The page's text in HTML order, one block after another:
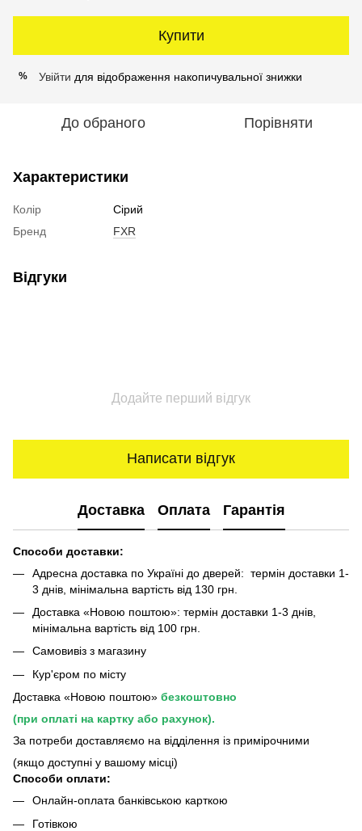
Купити
% Увійти для відображення накопичувальної знижки
До обраного Порівняти
Характеристики
Колір
Сірий
Бренд
FXR
Відгуки
Додайте перший відгук
Написати відгук
Доставка Оплата Гарантія
Способи доставки:
Адресна доставка по Україні до дверей: термін доставки 1-
3 днів, мінімальна вартість від 130 грн.
Доставка «Новою поштою»: термін доставки 1-3 днів,
мінімальна вартість від 100 грн.
Самовивіз з магазину
Кур'єром по місту
Доставка «Новою поштою» безкоштовно
(при оплаті на картку або рахунок).
За потреби доставляємо на відділення із примірочними
(якщо доступні у вашому місці)
Способи оплати:
Онлайн-оплата банківською карткою
Готівкою